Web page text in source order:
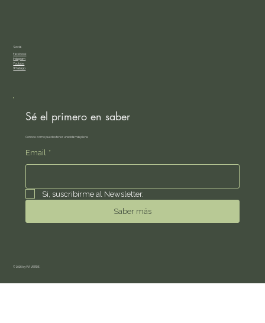
Social
Facebook
Instagram
Youtube
Whatsapp
Sé el primero en saber
Conoce como puedes tener una vida más plena.
Email *
Si, suscribirme al Newsletter.
Saber más
© 2026 by VIA VERDE.